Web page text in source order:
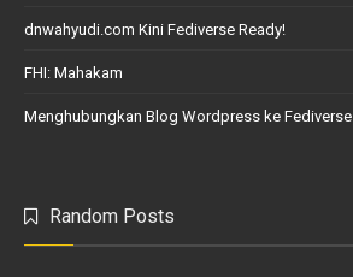
dnwahyudi.com Kini Fediverse Ready!
FHI: Mahakam
Menghubungkan Blog Wordpress ke Fediverse
Random Posts